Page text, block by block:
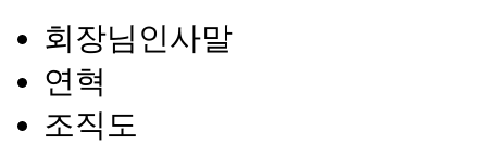
회장님인사말
연혁
조직도